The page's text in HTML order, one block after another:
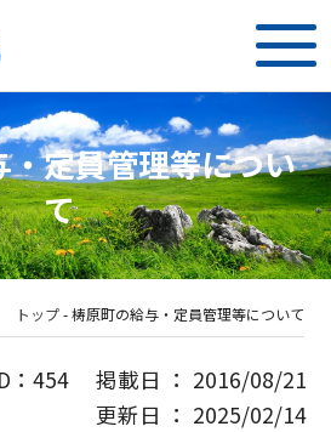
定員管理等につい
て
トップ-梼原町の給与・定員管理等について
：454 掲載日 ： 2016/08/21
更新日 ： 2025/02/14